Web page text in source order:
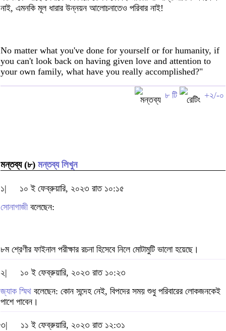
নাই, এমনকি মূল ধারার উন্নয়ন আলোচনাতেও পরিবার নাই!
No matter what you've done for yourself or for humanity, if
you can't look back on having given love and attention to
your own family, what have you really accomplished?"
৮ টি +২/-০
মন্তব্য (৮) মন্তব্য লিখুন
১|
১০ ই ফেব্রুয়ারি, ২০২৩ রাত ১০:১৫
সোনাগাজীবলেছেন:
৮ম শ্রেণীর ফাইনাল পরীক্ষার রচনা হিসেবে নিলে মোটামুটি ভালো হয়েছে।
২|
১০ ই ফেব্রুয়ারি, ২০২৩ রাত ১০:২৩
জ্যাক স্মিথ বলেছেন: কোন সন্দেহ নেই, বিপদের সময় শুধু পরিবারের লোকজনকেই
পাশে পাবেন।
৩|
১১ ই ফেব্রুয়ারি, ২০২৩ রাত ১২:৩১